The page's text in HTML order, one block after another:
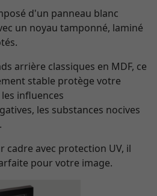
d'un panneau blanc
un noyau tamponné, laminé
arrière classiques en MDF, ce
stable protège votre
influences
les substances nocives
cadre avec protection UV, il
pour votre image.